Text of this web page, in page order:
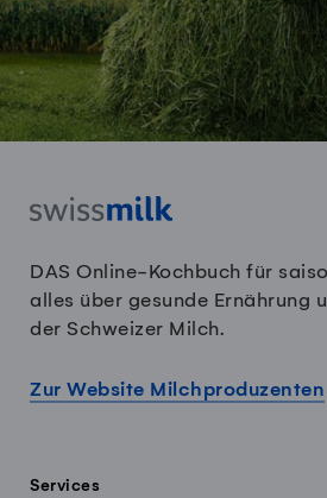
DAS Online-Kochbuch für
alles über gesunde Ernährung
der Schweizer Milch.
Zur Website Milchproduzenten
Services